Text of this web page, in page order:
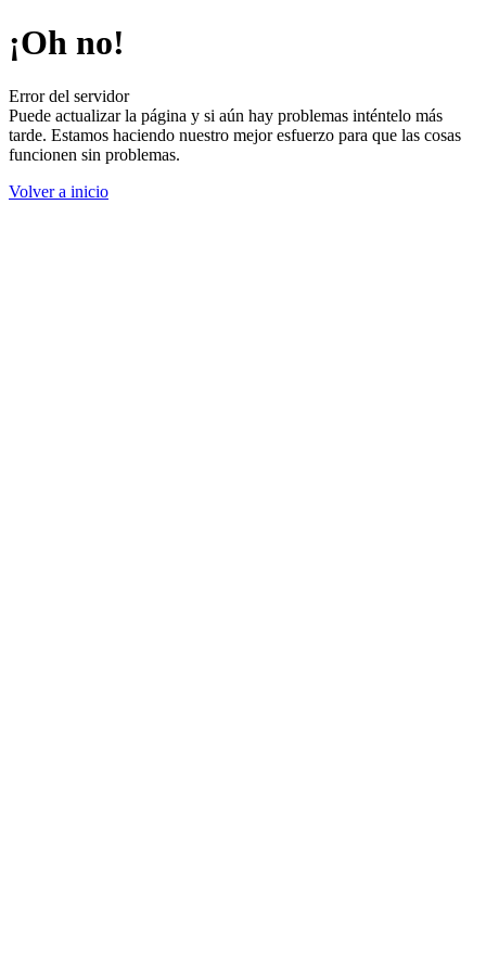
¡Oh no!
Error del servidor
Puede actualizar la página y si aún hay problemas inténtelo más
tarde. Estamos haciendo nuestro mejor esfuerzo para que las cosas
funcionen sin problemas.
Volver a inicio